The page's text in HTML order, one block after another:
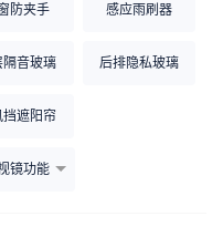
防夹手 感应雨刷器
隔音玻璃 后排隐私玻璃
挡遮阳帘
镜功能